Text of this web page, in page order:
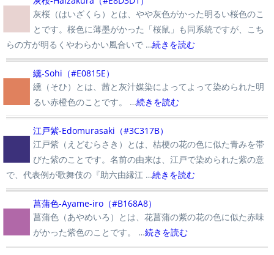
灰桜（はいざくら）とは、やや灰色がかった明るい桜色のこ
とです。桜色に薄墨がかった「桜鼠」も同系統ですが、こち
らの方が明るくやわらかい風合いで …続きを読む
■纁-Sohi（#E0815E）
纁（そひ）とは、茜と灰汁媒染によってよって染められた明
るい赤橙色のことです。 …続きを読む
■江戸紫-Edomurasaki（#3C317B）
江戸紫（えどむらさき）とは、桔梗の花の色に似た青みを帯
びた紫のことです。名前の由来は、江戸で染められた紫の意
で、代表例が歌舞伎の『助六由縁江 …続きを読む
■菖蒲色-Ayame-iro（#B168A8）
菖蒲色（あやめいろ）とは、花菖蒲の紫の花の色に似た赤味
がかった紫色のことです。 …続きを読む